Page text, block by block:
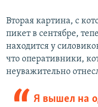
Вторая картина, с
пикет в сентябре,
находится у
что оперативники,
неуважительно
Я вышел на